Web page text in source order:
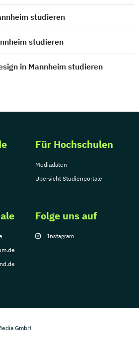
studieren
studieren
in Mannheim studieren
Für Hochschulen
Mediadaten
Übersicht Studienportale
Folge uns auf
Instagram
GmbH